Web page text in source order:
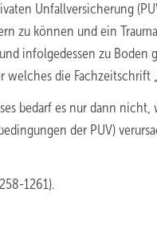
Unfallversicherung
zu können und ein
infolgedessen zu Boden
welches die
bedarf es nur dann
der PUV)
1261).